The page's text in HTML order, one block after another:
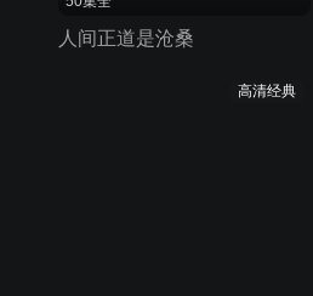
人间正道是沧桑
高清经典